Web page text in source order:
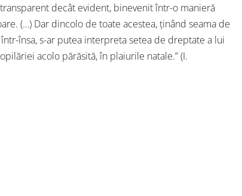
decât evident, binevenit într-o manieră
(…) Dar dincolo de toate acestea, ținând seama de
însa, s-ar putea interpreta setea de dreptate a lui
acolo părăsită, în plaiurile natale.” (I.